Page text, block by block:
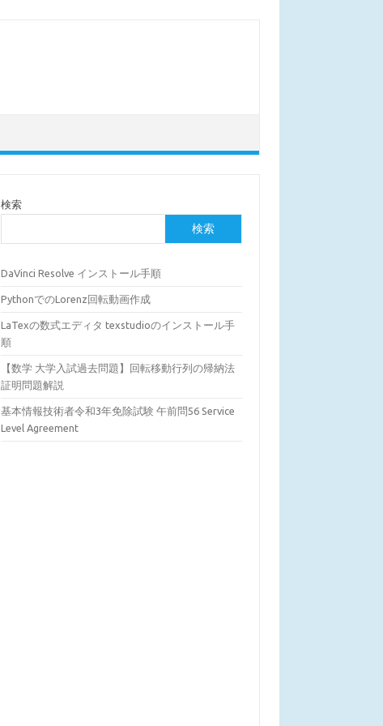
検索
検索
DaVinci Resolve インストール手順
PythonでのLorenz回転動画作成
LaTexの数式エディタ texstudioのインストール手
順
【数学 大学入試過去問題】回転移動行列の帰納法
証明問題解説
基本情報技術者令和3年免除試験 午前問56 Service
Level Agreement